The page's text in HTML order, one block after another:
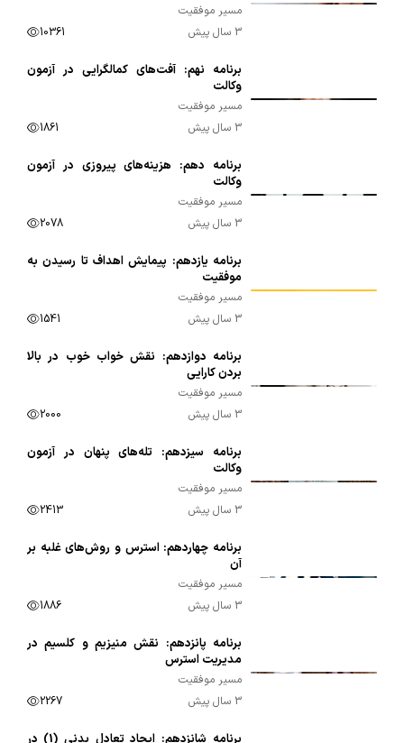
مسیر موفقیت
3 سال پیش
10361
برنامه نهم: آفت‌های کمالگرایی در آزمون
وکالت
مسیر موفقیت
3 سال پیش
1861
برنامه دهم: هزینه‌های پیروزی در آزمون
وکالت
مسیر موفقیت
3 سال پیش
2078
برنامه یازدهم: پیمایش اهداف تا رسیدن به
موفقیت
مسیر موفقیت
3 سال پیش
1541
برنامه دوازدهم: نقش خواب خوب در بالا
بردن کارایی
مسیر موفقیت
3 سال پیش
2000
برنامه سیزدهم: تله‌های پنهان در آزمون
وکالت
مسیر موفقیت
3 سال پیش
2413
برنامه چهاردهم: استرس و روش‌های غلبه بر
آن
مسیر موفقیت
3 سال پیش
1886
برنامه پانزدهم: نقش منیزیم و کلسیم در
مدیریت استرس
مسیر موفقیت
3 سال پیش
2267
برنامه شانزدهم: ایجاد تعادل بدنی (1) در